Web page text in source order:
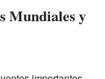
Mundiales y